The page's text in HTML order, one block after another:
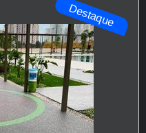
de produ...
Destaque